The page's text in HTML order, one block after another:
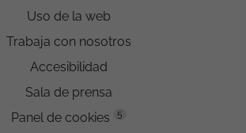
Uso de la web
Trabaja con nosotros
Accesibilidad
Sala de prensa
Panel de cookies
5